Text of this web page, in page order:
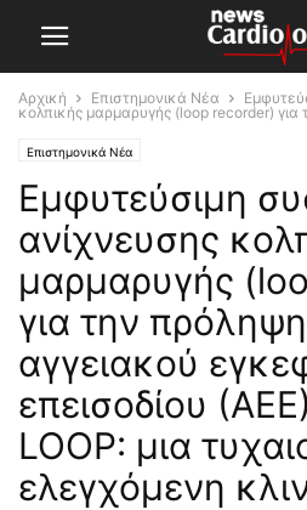
Αρχική Επιστημονικά Νέα
κολπικής μαρμαρυγής (loop recorder) για
Επιστημονικά Νέα
Εμφυτεύσιμη
ανίχνευσης
μαρμαρυγής
για την
αγγειακού
επεισοδίου
LOOP: μια
ελεγχόμενη